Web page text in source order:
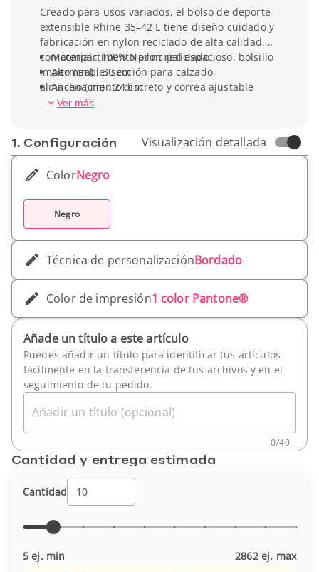
Creado para usos variados, el bolso de deporte
extensible Rhine 35–42 L tiene diseño cuidado y
fabricación en nylon reciclado de alta calidad,
con compartimento principal espacioso, bolsillo
impermeable, sección para calzado,
almacenamiento discreto y correa ajustable
para comodidad óptima.
Material : 100% Nailon reciclado
Alto (cm) : 30 cm
Ancho (cm) : 24 cm
Profundidad (cm) : 50 cm
Ver más
1. Conf­iguración Visualización detallada
ColorNegro
Negro
Técnica de personalizaciónBordado
Color de impresión1 color Pantone®
Añade un título a este artículo
Puedes añadir un título para identificar tus artículos
fácilmente en la transferencia de tus archivos y en el
seguimiento de tu pedido.
Añadir un título (opcional)
0/40
Cantidad y entrega estimada
Cantidad
5 ej. min 2862 ej. max